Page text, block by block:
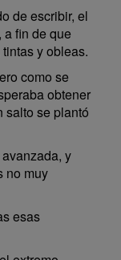
de escribir, el
fin de que
y obleas.
como se
obtener
salto se plantó
y
no muy
esas